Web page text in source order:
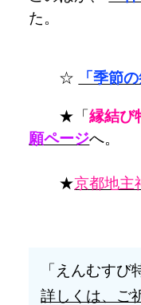
た。
☆ 「季節
★「縁結び
願ページへ。
★京都地主
「えんむすび
詳しくは、ご